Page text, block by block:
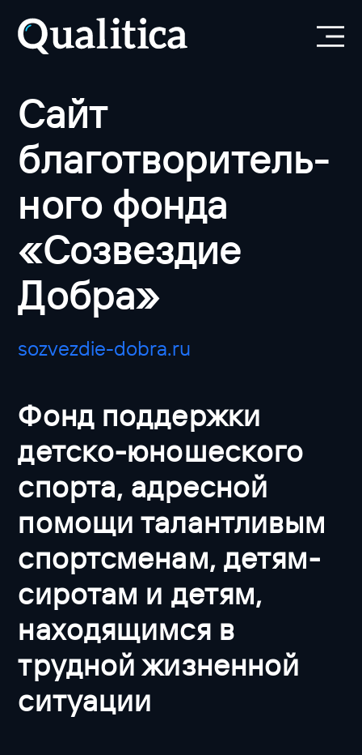
Сайт
благотворитель­
ного фонда
«Созвездие
Добра»
sozvezdie-dobra.ru
Фонд поддержки
детско-юношеского
спорта, адресной
помощи талантливым
спортсменам, детям-
сиротам и детям,
находящимся в
трудной жизненной
ситуации